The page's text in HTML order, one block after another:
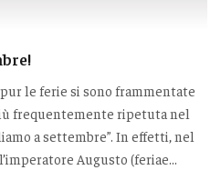
le ferie si sono frammentate
frequentemente ripetuta nel
a settembre”. In effetti, nel
Augusto (feriae...